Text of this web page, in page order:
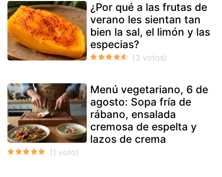
¿Por qué a las frutas de
verano les sientan tan
bien la sal, el limón y las
especias?
Menú vegetariano, 6 de
agosto: Sopa fría de
rábano, ensalada
cremosa de espelta y
lazos de crema